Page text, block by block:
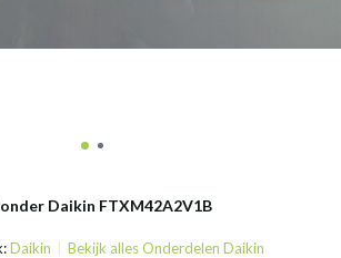
Daikin FTXM42A2V1B
Daikin Bekijk alles Onderdelen Daikin